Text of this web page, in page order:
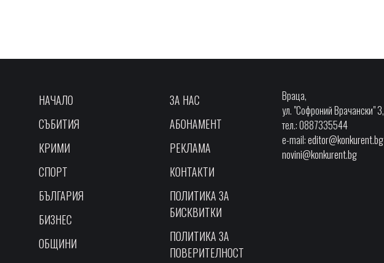
НАЧАЛО
СЪБИТИЯ
КРИМИ
СПОРТ
БЪЛГАРИЯ
БИЗНЕС
ОБЩИНИ
ЗА НАС
АБОНАМЕНТ
РЕКЛАМА
КОНТАКТИ
ПОЛИТИКА ЗА
БИСКВИТКИ
ПОЛИТИКА ЗА
ПОВЕРИТЕЛНОСТ
Враца,
ул. "Софроний Врачански" 3,
тел.: 0887335544
e-mail:editor@konkurent.bg
novini@konkurent.bg